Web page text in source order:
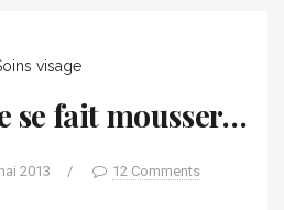
visage
se fait mousser…
2013 / 12 Comments